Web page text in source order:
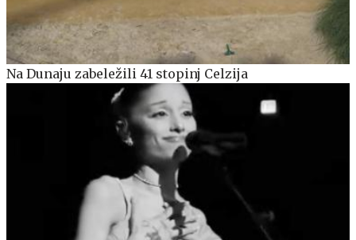
Na Dunaju zabeležili 41 stopinj Celzija